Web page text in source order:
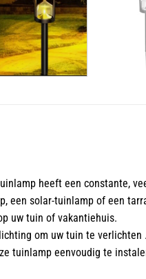
heeft een constante,
een solar-tuinlamp of een
uw tuin of vakantiehuis.
om uw tuin te verlichten .
tuinlamp eenvoudig te